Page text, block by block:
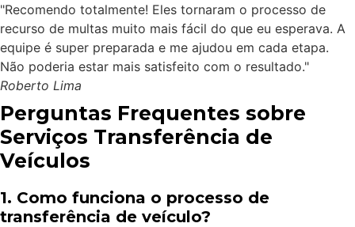
"Recomendo totalmente! Eles tornaram o processo de
recurso de multas muito mais fácil do que eu esperava. A
equipe é super preparada e me ajudou em cada etapa.
Não poderia estar mais satisfeito com o resultado."
Roberto Lima
Perguntas Frequentes sobre
Serviços Transferência de
Veículos
1. Como funciona o processo de
transferência de veículo?